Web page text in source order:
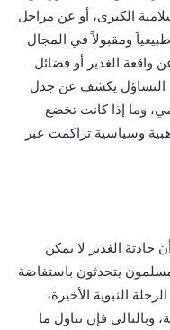
الكبرى، أو عن مراحل
طبيعياً ومقبولاً في المجال
واقعة الغدير أو فضائل
التساؤل يكشف عن جدل
وما إذا كانت تخضع
وسياسية تراكمت عبر
حادثة الغدير لا يمكن
يتحدثون باستفاضة
النبوية الأخيرة،
وبالتالي فإن تناول ما